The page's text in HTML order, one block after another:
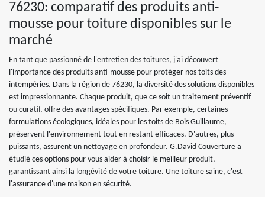
76230: comparatif des produits anti-
mousse pour toiture disponibles sur le
marché
En tant que passionné de l'entretien des toitures, j'ai découvert
l'importance des produits anti-mousse pour protéger nos toits des
intempéries. Dans la région de 76230, la diversité des solutions disponibles
est impressionnante. Chaque produit, que ce soit un traitement préventif
ou curatif, offre des avantages spécifiques. Par exemple, certaines
formulations écologiques, idéales pour les toits de Bois Guillaume,
préservent l'environnement tout en restant efficaces. D'autres, plus
puissants, assurent un nettoyage en profondeur. G.David Couverture a
étudié ces options pour vous aider à choisir le meilleur produit,
garantissant ainsi la longévité de votre toiture. Une toiture saine, c'est
l'assurance d'une maison en sécurité.